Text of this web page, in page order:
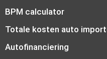
BPM calculator
Totale kosten auto
Autofinanciering